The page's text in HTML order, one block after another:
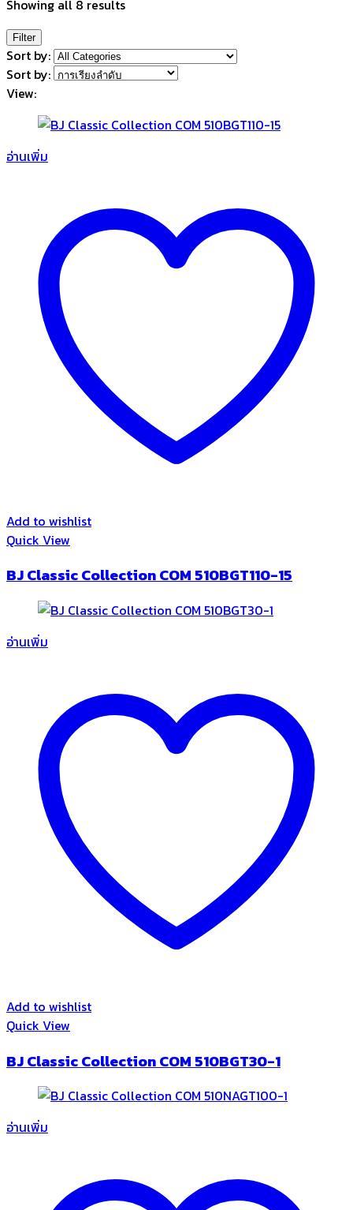
Showing all 8 results
Filter
Sort by:
Sort by:
View:
อ่านเพิ่ม
Add to wishlist
Quick View
BJ Classic Collection COM 510BGT110-15
อ่านเพิ่ม
Add to wishlist
Quick View
BJ Classic Collection COM 510BGT30-1
อ่านเพิ่ม